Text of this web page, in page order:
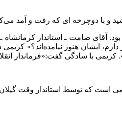
دارم، ایشان هنوز نیامده‌اند؟»
است که توسط استاندار وقت